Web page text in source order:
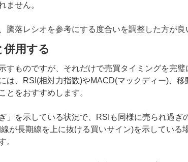
ません。
騰落レシオを参考にする度合いを調整した方が良
用する
すものですが、それだけで売買タイミングを完
は、RSI(相対力指数)やMACD(マックディー)、
とをおすすめします。
」を示している状況で、RSIも同様に売られ過ぎ
が長期線を上に抜ける買いサイン)を示している
。